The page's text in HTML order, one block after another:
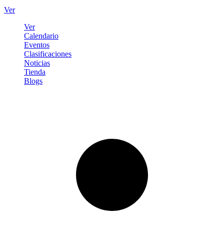
Ver
Ver
Calendario
Eventos
Clasificaciones
Noticias
Tienda
Blogs